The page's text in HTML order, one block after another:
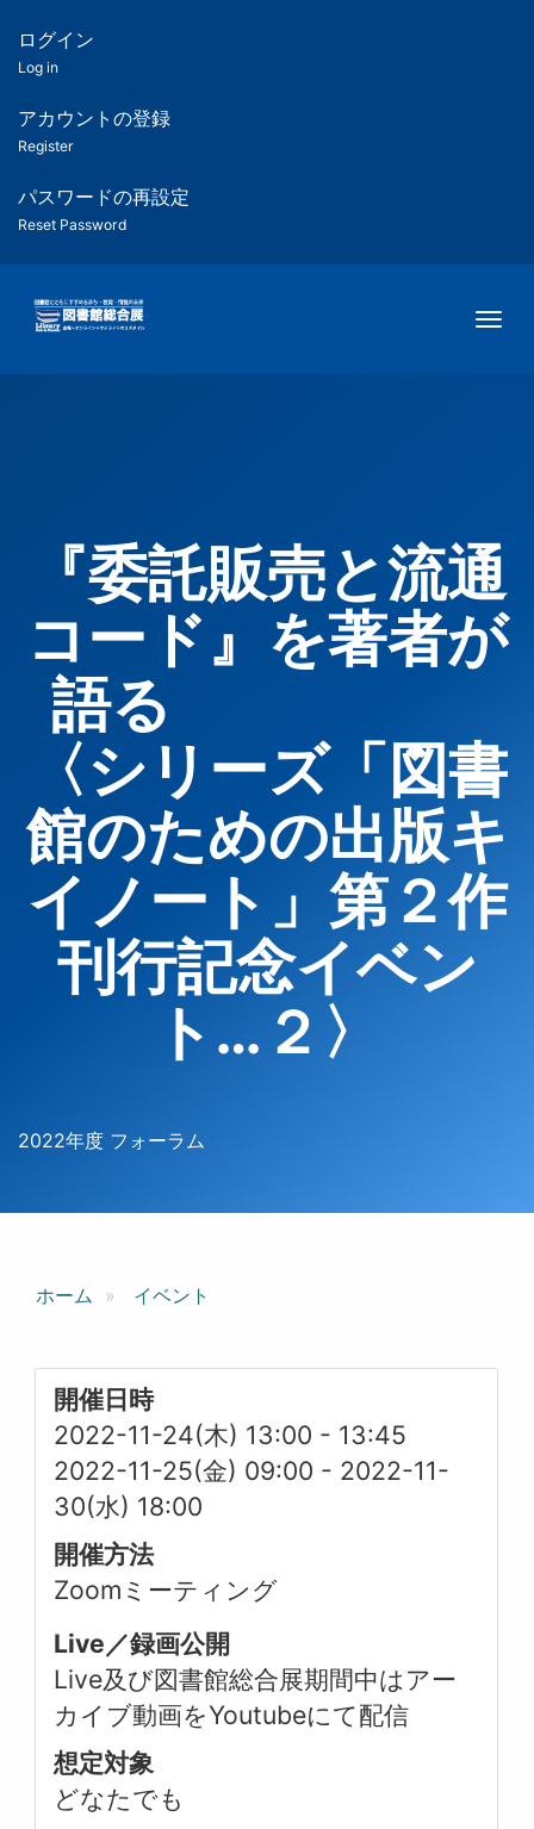
ツ
匿
名
ユ
ー
ー
用
メ
ログイン
Log in
アカウントの登録
Register
パスワードの再設定
Reset Password
『委託販売と流通
コード』を著者が
語る
〈シリーズ「図書
館のための出版キ
イノート」第２作
刊行記念イベン
ト…２〉
2022年度 フォーラム
ホーム イベント
開催日時
2022-11-24(木) 13:00 - 13:45
2022-11-25(金) 09:00 - 2022-11-
30(水) 18:00
開催方法
Zoomミーティング
Live／録画公開
Live及び図書館総合展期間中はアー
カイブ動画をYoutubeにて配信
想定対象
どなたでも